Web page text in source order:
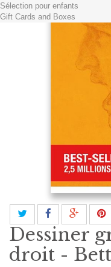
Sélection pour enfants
Gift Cards and Boxes
Dessiner
droit -